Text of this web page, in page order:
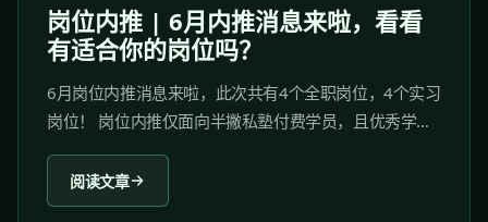
岗位内推 | 6月内推消息来啦，看看
有适合你的岗位吗？
6月岗位内推消息来啦，此次共有4个全职岗位，4个实习
岗位！ 岗位内推仅面向半撇私塾付费学员，且优秀学员
优先内推。 19407手游内容运营 工作地点：上海 工作类
型：全职 招聘人数：不限 薪资范围：面议 职位描述 1.
根据游戏版本进度，配合输出版本内容，满足产品预热
阅读文章